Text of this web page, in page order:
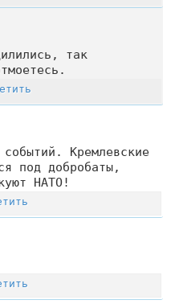
так
Кремлевские
под добробаты,
НАТО!